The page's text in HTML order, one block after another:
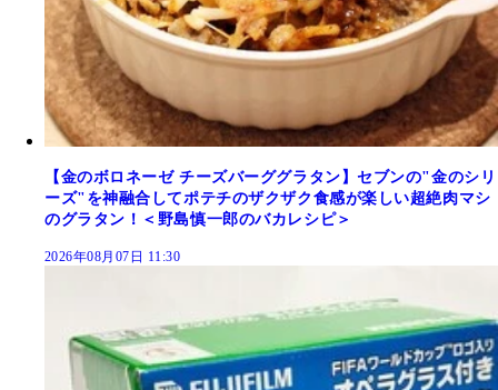
【金のボロネーゼ チーズバーググラタン】セブンの"金のシリ
ーズ"を神融合してポテチのザクザク食感が楽しい超絶肉マシ
のグラタン！＜野島慎一郎のバカレシピ＞
2026年08月07日 11:30